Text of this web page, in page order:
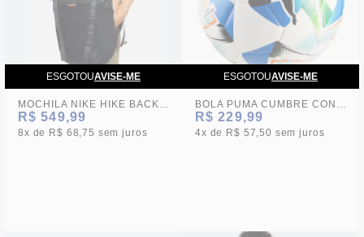
ESGOTOUAVISE-ME
MOCHILA NIKE HIKE BACKPACK
R$ 549,99
8x R$ 68,75 sem juros
ESGOTOUAVISE-ME
BOLA PUMA CUMBRE CONMEBOL LIBERTADORES
R$ 229,99
4x R$ 57,50 sem juros